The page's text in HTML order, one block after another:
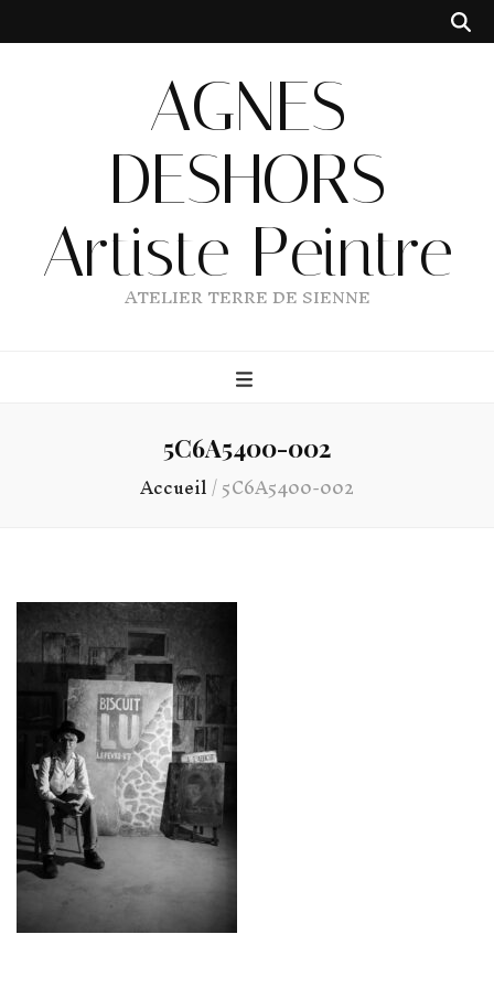
AGNES
DESHORS
Artiste Peintre
ATELIER TERRE DE SIENNE
5C6A5400-002
Accueil/5C6A5400-002